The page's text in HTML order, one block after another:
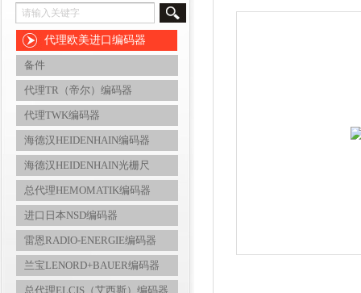
代理欧美进口编码器
备件
代理TR（帝尔）编码器
代理TWK编码器
海德汉HEIDENHAIN编码器
海德汉HEIDENHAIN光栅尺
总代理HEMOMATIK编码器
进口日本NSD编码器
雷恩RADIO-ENERGIE编码器
兰宝LENORD+BAUER编码器
总代理ELCIS（艾西斯）编码器